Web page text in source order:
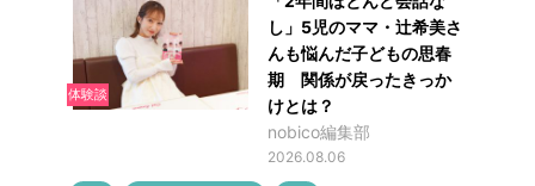
体験談
し」5児のママ・辻希美さ
んも悩んだ子どもの思春
期 関係が戻ったきっか
けとは？
nobico編集部
2026.08.06